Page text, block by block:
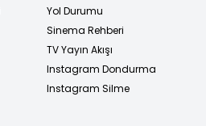
Yol Durumu
Sinema Rehberi
TV Yayın Akışı
Instagram Dondurma
Instagram Silme